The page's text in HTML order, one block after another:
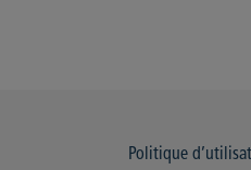
Politique